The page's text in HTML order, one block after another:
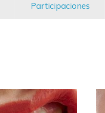
Participaciones